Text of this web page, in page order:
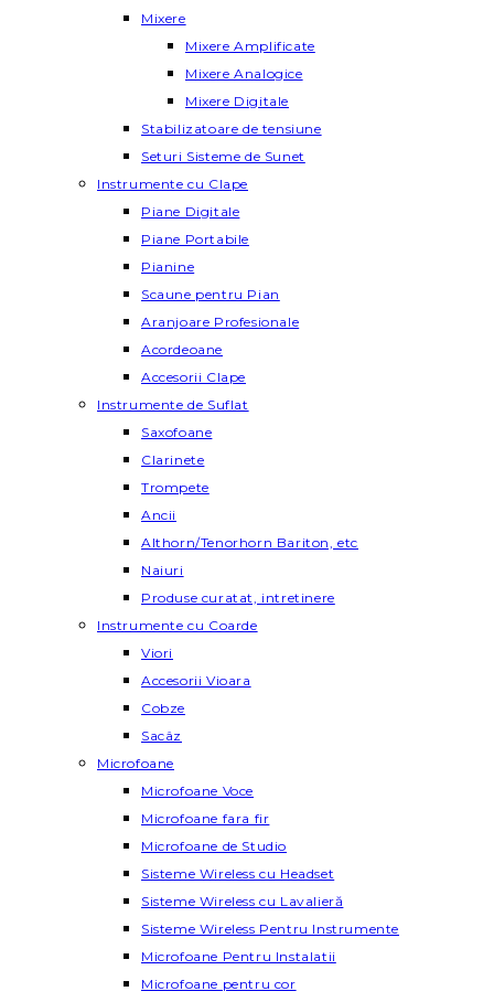
Mixere
Mixere Amplificate
Mixere Analogice
Mixere Digitale
Stabilizatoare de tensiune
Seturi Sisteme de Sunet
Instrumente cu Clape
Piane Digitale
Piane Portabile
Pianine
Scaune pentru Pian
Aranjoare Profesionale
Acordeoane
Accesorii Clape
Instrumente de Suflat
Saxofoane
Clarinete
Trompete
Ancii
Althorn/Tenorhorn Bariton, etc
Naiuri
Produse curatat, intretinere
Instrumente cu Coarde
Viori
Accesorii Vioara
Cobze
Sacâz
Microfoane
Microfoane Voce
Microfoane fara fir
Microfoane de Studio
Sisteme Wireless cu Headset
Sisteme Wireless cu Lavalieră
Sisteme Wireless Pentru Instrumente
Microfoane Pentru Instalatii
Microfoane pentru cor